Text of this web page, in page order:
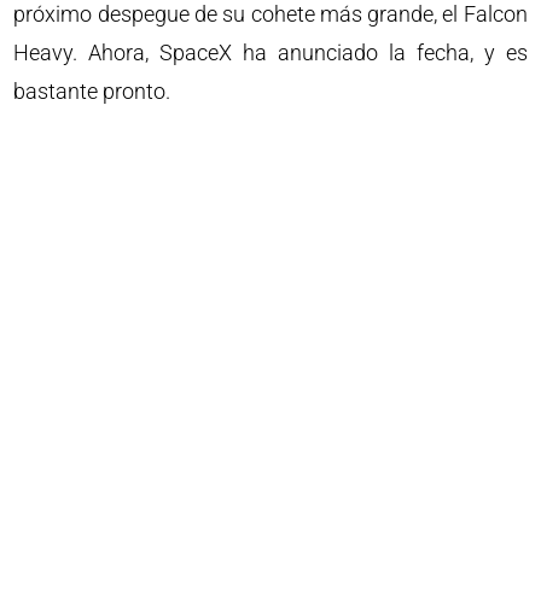
próximo despegue de su cohete más grande, el Falcon
Heavy. Ahora, SpaceX ha anunciado la fecha, y es
bastante pronto.